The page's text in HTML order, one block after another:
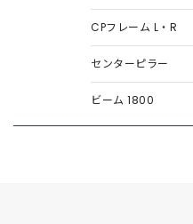
CPフレーム L・R
センターピラー
ビーム 1800